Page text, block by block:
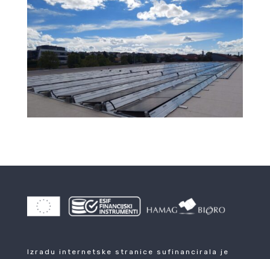
Izradu internetske stranice sufinancirala je